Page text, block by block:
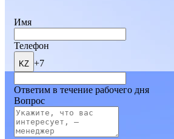
Имя
Телефон
KZ +7
Ответим в течение рабочего дня
Вопрос